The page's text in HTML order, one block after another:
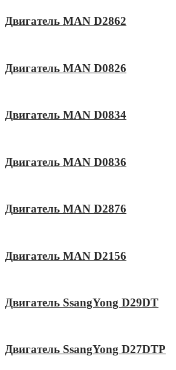
Двигатель MAN D2862
Двигатель MAN D0826
Двигатель MAN D0834
Двигатель MAN D0836
Двигатель MAN D2876
Двигатель MAN D2156
Двигатель SsangYong D29DT
Двигатель SsangYong D27DTP